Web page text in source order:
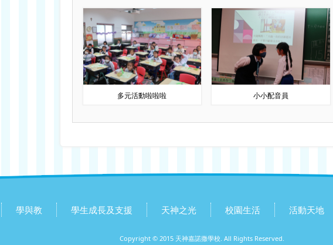
多元活動啦啦啦 小小配音員
學與教 學生成長及支援 天神之光 校園生活 活動天地
Copyright © 2015 天神嘉諾撒學校. All Rights Reserved.